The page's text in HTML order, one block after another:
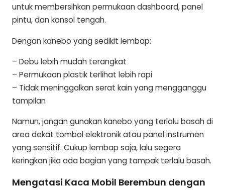
untuk membersihkan permukaan dashboard, panel
pintu, dan konsol tengah.
Dengan kanebo yang sedikit lembap:
– Debu lebih mudah terangkat
– Permukaan plastik terlihat lebih rapi
– Tidak meninggalkan serat kain yang mengganggu
tampilan
Namun, jangan gunakan kanebo yang terlalu basah di
area dekat tombol elektronik atau panel instrumen
yang sensitif. Cukup lembap saja, lalu segera
keringkan jika ada bagian yang tampak terlalu basah.
Mengatasi Kaca Mobil Berembun dengan